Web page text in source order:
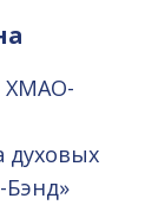
ХМАО-
духовых
Бэнд»